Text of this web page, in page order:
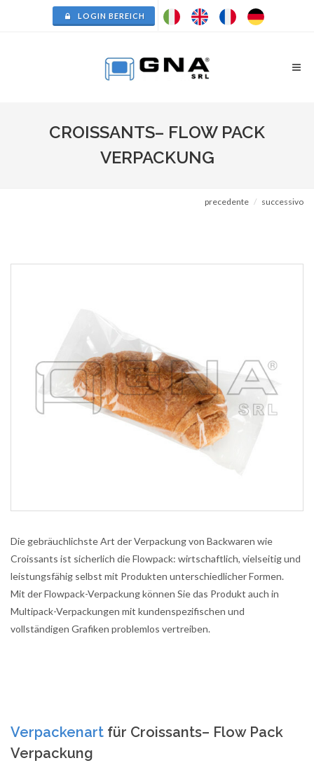
LOGIN BEREICH
CROISSANTS– FLOW PACK
VERPACKUNG
precedente successivo
Die gebräuchlichste Art der Verpackung von Backwaren wie
Croissants ist sicherlich die Flowpack: wirtschaftlich, vielseitig und
leistungsfähig selbst mit Produkten unterschiedlicher Formen.
Mit der Flowpack-Verpackung können Sie das Produkt auch in
Multipack-Verpackungen mit kundenspezifischen und
vollständigen Grafiken problemlos vertreiben.
Verpackenart für Croissants– Flow Pack
Verpackung